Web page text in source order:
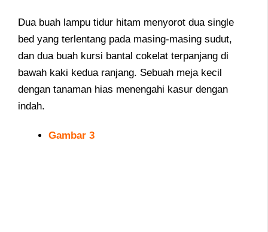
Dua buah lampu tidur hitam menyorot dua single
bed yang terlentang pada masing-masing sudut,
dan dua buah kursi bantal cokelat terpanjang di
bawah kaki kedua ranjang. Sebuah meja kecil
dengan tanaman hias menengahi kasur dengan
indah.
Gambar 3